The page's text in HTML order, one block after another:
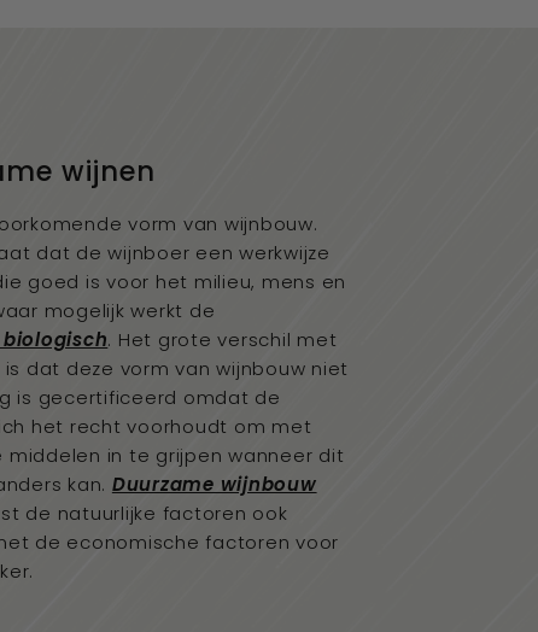
wijnen
vorm van wijnbouw.
dat de wijnboer een werkwijze
goed is voor het milieu, mens en
mogelijk werkt de
biologisch. Het grote verschil met
dat deze vorm van wijnbouw niet
is gecertificeerd omdat de
het recht voorhoudt om met
middelen in te grijpen wanneer dit
kan. Duurzame wijnbouw
de natuurlijke factoren ook
de economische factoren voor